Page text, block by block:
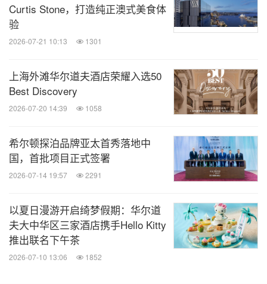
关于希尔顿集团
司，旗下拥有24个卓越酒店品牌，在全球139个国家
和地区拥有8,800多家酒店和近130万间客房。希尔顿
客感受到‘热情好客'"的创始愿景，在其百年发展历程
中，为超过30亿宾客提供服务。希尔顿集团在《财
富》杂志与卓越职场研究所"全球最佳职场"评选中荣
者。希尔顿集团推出了包括电子房卡分享 (Digital
Key Share)、金卡及钻石卡会员客房自动升级、"直
订连通房"等先进的服务，持续完善宾客体验。通过
Curtis Stone，打造纯正澳式美食体
验
2026-07-21 10:13 1301
上海外滩华尔道夫酒店荣耀入选50
Best Discovery
2026-07-20 14:39 1058
希尔顿探泊品牌亚太首秀落地中
国，首批项目正式签署
2026-07-14 19:57 2291
以夏日漫游开启绮梦假期：华尔道
夫大中华区三家酒店携手Hello Kitty
推出联名下午茶
2026-07-10 13:06 1852